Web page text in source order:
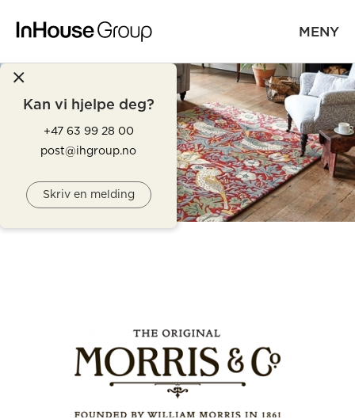
MENY
Kan vi hjelpe deg?
+47 63 99 28 00
post@ihgroup.no
Skriv en melding